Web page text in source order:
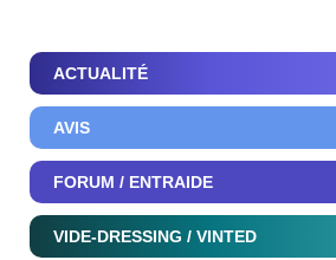
ACTUALITÉ
AVIS
FORUM / ENTRAIDE
VIDE-DRESSING / VINTED